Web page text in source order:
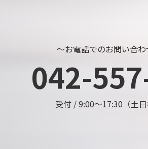
～お電話でのお問い合
042-
受付 /9:00〜17:30（土日